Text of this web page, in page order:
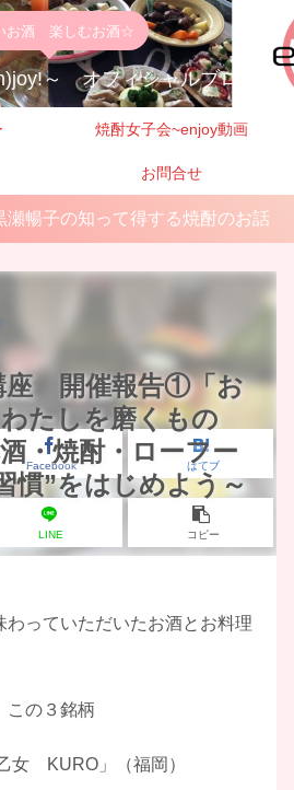
お酒 楽しむお酒☆
～ オフィシャルブログ
焼酎女子会~enjoy動画
お問合せ
瀬暢子の知って得する焼酎のお話
座 開催報告①「お
たしを磨くもの
・焼酎・ローフー
慣”をはじめよう～
Facebook はてブ
LINE コピー
わっていただいたお酒とお料理
この３銘柄
KURO」（福岡）